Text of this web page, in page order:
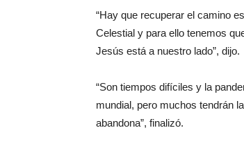
“Hay que recuperar el camino
Celestial y para ello tenemos
Jesús está a nuestro lado”, dijo.
“Son tiempos difíciles y la
mundial, pero muchos tendrán
abandona”, finalizó.